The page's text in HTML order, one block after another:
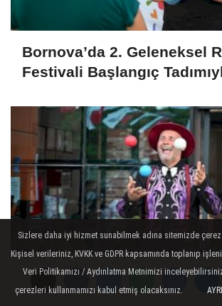
Bornova’da 2. Geleneksel
Festivali Başlangıç
Saruhanlı’da Çocuk
Sizlere daha iyi hizmet sunabilmek adına sitemizde çerez
Kişisel verileriniz, KVKK ve GDPR kapsamında toplanıp
Veri Politikamızı / Aydınlatma Metnimizi
çerezleri kullanmamızı kabul etmiş olacaksınız.